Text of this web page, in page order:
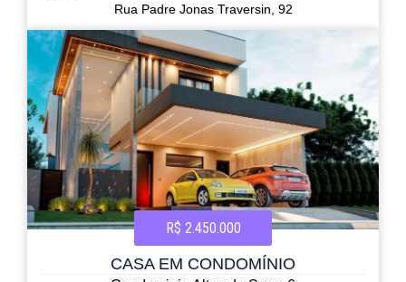
Rua Padre Jonas Traversin, 92
R$ 2.450.000
CASA EM CONDOMÍNIO